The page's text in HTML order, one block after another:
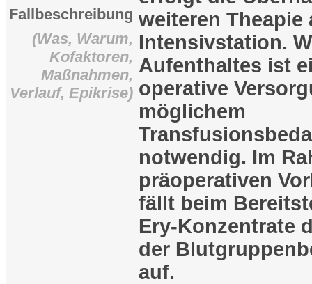
Fallbeschreibung
(Was, Warum,
Kofaktoren,
Maßnahmen,
Verlauf, Epikrise)
weiteren Theapie
Intensivstation.
Aufenthaltes ist
operative
möglichem
notwendig. Im
präoperativen
fällt beim
Ery-Konzentrate
der
auf.